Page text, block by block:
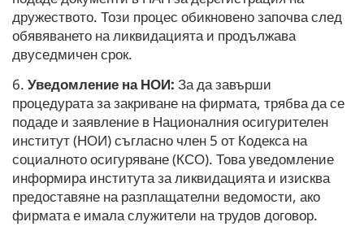
дружеството. Този процес обикновено започва след
обявяването на ликвидацията и продължава
двуседмичен срок.
6. Уведомление на НОИ: За да завърши
процедурата за закриване на фирмата, трябва да се
подаде и заявление в Националния осигурителен
институт (НОИ) съгласно член 5 от Кодекса на
социалното осигуряване (КСО). Това уведомление
информира института за ликвидацията и изисква
предоставяне на разплащателни ведомости, ако
фирмата е имала служители на трудов договор.